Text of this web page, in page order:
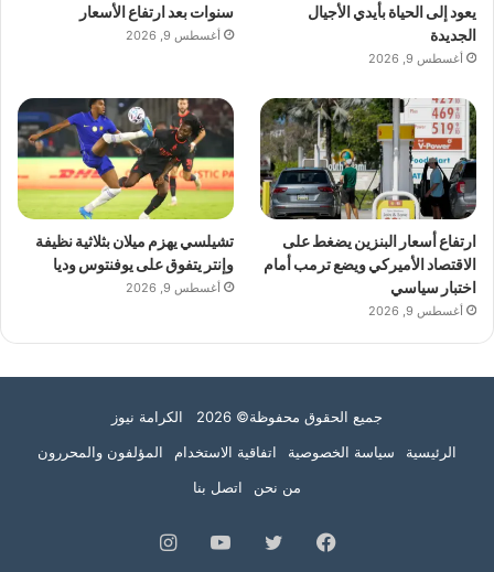
يعود إلى الحياة بأيدي الأجيال
الجديدة
أغسطس 9, 2026
سنوات بعد ارتفاع الأسعار
أغسطس 9, 2026
ارتفاع أسعار البنزين يضغط على
الاقتصاد الأميركي ويضع ترمب أمام
اختبار سياسي
أغسطس 9, 2026
تشيلسي يهزم ميلان بثلاثية نظيفة
وإنتر يتفوق على يوفنتوس وديا
أغسطس 9, 2026
جميع الحقوق محفوظة© 2026 الكرامة نيوز
الرئيسية
سياسة الخصوصية اتفاقية الاستخدام
المؤلفون والمحررون
من نحن
اتصل بنا
فيسبوك تويتر يوتيوبانستقرام